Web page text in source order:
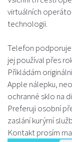
virtuálních
technologii.
Telefon podporuje
jej používal přes
Přikládám
Apple nálepku,
ochranné sklo na
Preferuji osobní
zaslání kurýrní
Kontakt prosím